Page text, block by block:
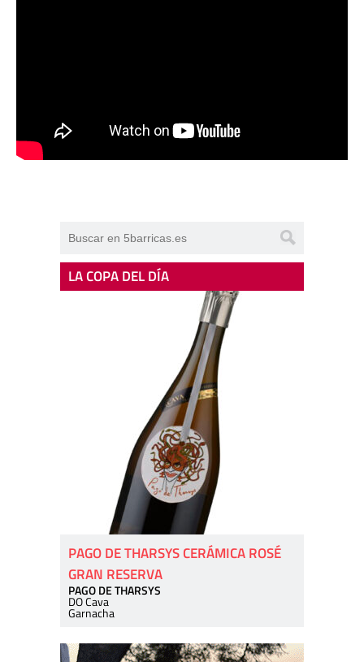
LA COPA DEL DÍA
PAGO DE THARSYS CERÁMICA ROSÉ
GRAN RESERVA
PAGO DE THARSYS
DO Cava
Garnacha